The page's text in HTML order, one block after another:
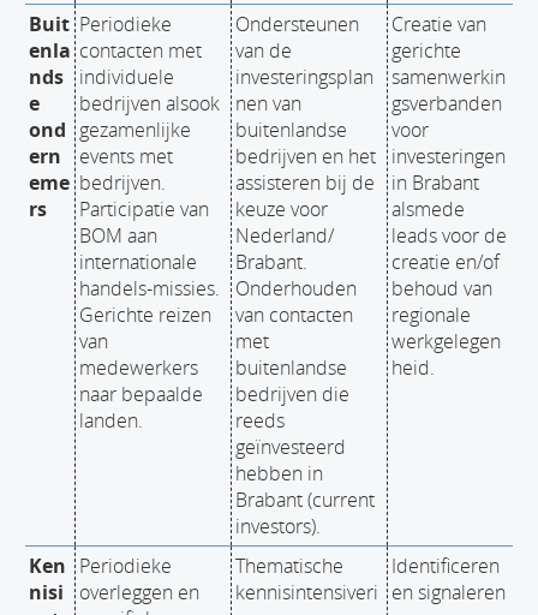
Buit
enla
nds
e
ond
ern
eme
rs
Periodieke
contacten met
individuele
bedrijven alsook
gezamenlijke
events met
bedrijven.
Participatie van
BOM aan
internationale
handels-missies.
Gerichte reizen
van
medewerkers
naar bepaalde
landen.
Ondersteunen
van de
investeringsplan
nen van
buitenlandse
bedrijven en het
assisteren bij de
keuze voor
Nederland/
Brabant.
Onderhouden
van contacten
met
buitenlandse
bedrijven die
reeds
geïnvesteerd
hebben in
Brabant (current
investors).
Creatie van
gerichte
samenwerkin
gsverbanden
voor
investeringen
in Brabant
alsmede
leads voor de
creatie en/of
behoud van
regionale
werkgelegen
heid.
Ken
nisi
Periodieke
overleggen en
Thematische
kennisintensiveri
Identificeren
en signaleren